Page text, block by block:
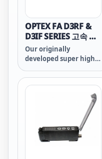
OPTEX FA D3RF &
D3IF SERIES 고속 디
지털화이버센서
Our originally
developed super high-
“FAntron DUO” enables
the fastest speed in its
mode). It can detect
over 30,000 workpieces
per second. Maximum
speed during linked